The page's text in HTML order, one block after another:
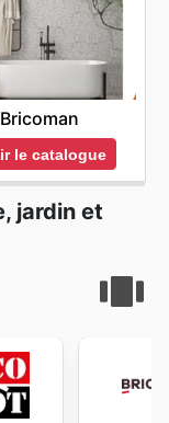
Bricoman
le catalogue
jardin et